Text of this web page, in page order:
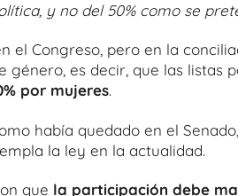
y no del 50% como se
el Congreso, pero en la
es decir, que las listas
por mujeres.
había quedado en el
la ley en la actualidad.
que la participación debe